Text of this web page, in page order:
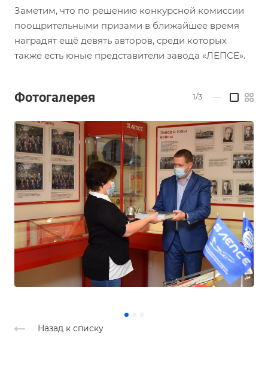
Заметим, что по решению конкурсной комиссии
поощрительными призами в ближайшее время
наградят ещё девять авторов, среди которых
также есть юные представители завода «ЛЕПСЕ».
Фотогалерея 1/3 —
Назад к списку